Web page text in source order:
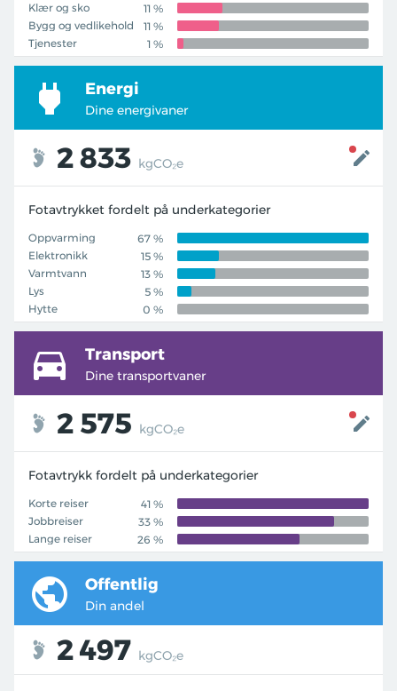
Klær og sko
11 %
Bygg og vedlikehold
11 %
Tjenester
1 %
Energi
Dine energivaner
2 833 kgCO₂e
Fotavtrykket fordelt på underkategorier
Oppvarming
67 %
Elektronikk
15 %
Varmtvann
13 %
Lys
5 %
Hytte
0 %
Transport
Dine transportvaner
2 575 kgCO₂e
Fotavtrykk fordelt på underkategorier
Korte reiser
41 %
Jobbreiser
33 %
Lange reiser
26 %
Offentlig
Din andel
2 497 kgCO₂e